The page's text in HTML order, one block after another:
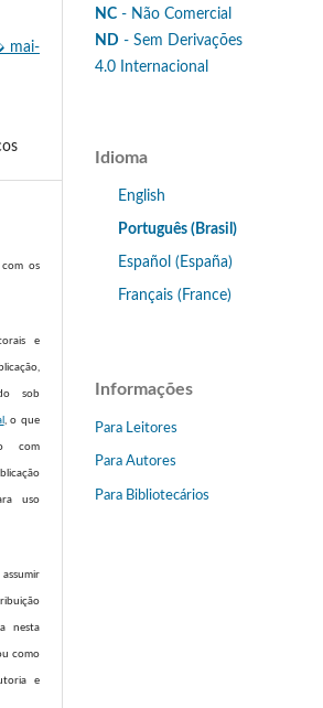
mai-
os
e
sob
, o que
com
uso
nesta
como
e
NC - Não Comercial
ND - Sem Derivações
4.0 Internacional
Idioma
English
Português (Brasil)
Español (España)
Français (France)
Informações
Para Leitores
Para Autores
Para Bibliotecários